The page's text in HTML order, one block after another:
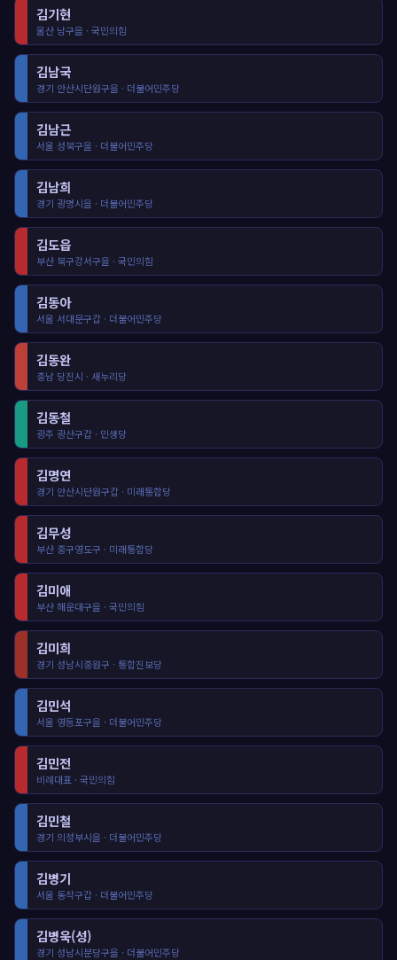
김기현
울산 남구을 · 국민의힘
김남국
경기 안산시단원구을 · 더불어민주당
김남근
서울 성북구을 · 더불어민주당
김남희
경기 광명시을 · 더불어민주당
김도읍
부산 북구강서구을 · 국민의힘
김동아
서울 서대문구갑 · 더불어민주당
김동완
충남 당진시 · 새누리당
김동철
광주 광산구갑 · 민생당
김명연
경기 안산시단원구갑 · 미래통합당
김무성
부산 중구영도구 · 미래통합당
김미애
부산 해운대구을 · 국민의힘
김미희
경기 성남시중원구 · 통합진보당
김민석
서울 영등포구을 · 더불어민주당
김민전
비례대표 · 국민의힘
김민철
경기 의정부시을 · 더불어민주당
김병기
서울 동작구갑 · 더불어민주당
김병욱(성)
경기 성남시분당구을 · 더불어민주당